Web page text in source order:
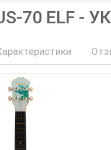
70 ELF -